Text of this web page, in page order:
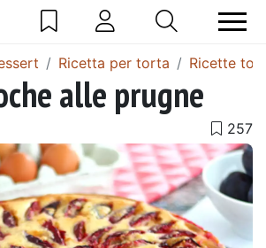
Ricetta per torta Ricette
alle prugne